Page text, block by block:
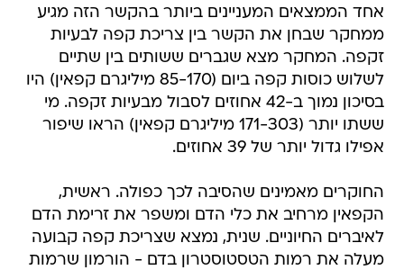
אחד הממצאים המעניינים ביותר בהקשר הזה מגיע
ממחקר שבחן את הקשר בין צריכת קפה לבעיות
זקפה. המחקר מצא שגברים ששותים בין שתיים
לשלוש כוסות קפה ביום (85-170 מיליגרם קפאין) היו
בסיכון נמוך ב-42 אחוזים לסבול מבעיות זקפה. מי
ששתו יותר (171-303 מיליגרם קפאין) הראו שיפור
אפילו גדול יותר של 39 אחוזים.
החוקרים מאמינים שהסיבה לכך כפולה. ראשית,
הקפאין מרחיב את כלי הדם ומשפר את זרימת הדם
לאיברים החיוניים. שנית, נמצא שצריכת קפה קבועה
מעלה את רמות הטסטוסטרון בדם - הורמון שרמות